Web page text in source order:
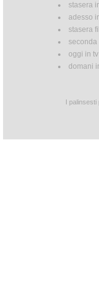
stasera
adesso
stasera
seconda
oggi in tv
domani
I palinsesti